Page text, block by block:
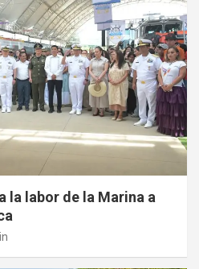
la labor de la Marina a